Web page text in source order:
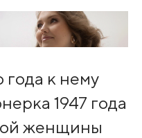
к нему
1947 года
женщины